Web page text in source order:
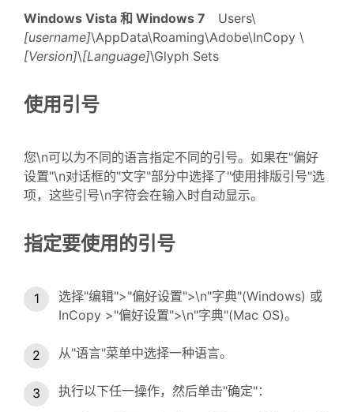
Windows Vista 和 Windows 7
Users\
[username]\AppData\Roaming\Adobe\InCopy \
[Version]\[Language]\Glyph Sets
使用引号
您\n可以为不同的语言指定不同的引号。如果在"偏好
设置"\n对话框的"文字"部分中选择了"使用排版引号"选
项，这些引号\n字符会在输入时自动显示。
指定要使用的引号
选择"编辑">"偏好设置">\n"字典"(Windows) 或
InCopy >"偏好设置">\n"字典"(Mac OS)。
从"语言"菜单中选择一种语言。
执行以下任一操作，然后单击"确定"：